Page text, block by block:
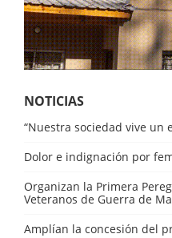
NOTICIAS
“Nuestra sociedad vive un
Dolor e indignación por
Organizan la Primera
Veteranos de Guerra de
Amplían la concesión del